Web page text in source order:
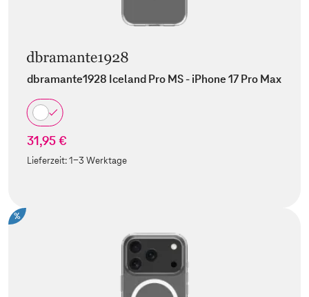
dbramante1928 Iceland Pro MS - iPhone 17 Pro Max
31,95 €
Lieferzeit:1-3 Werktage
%